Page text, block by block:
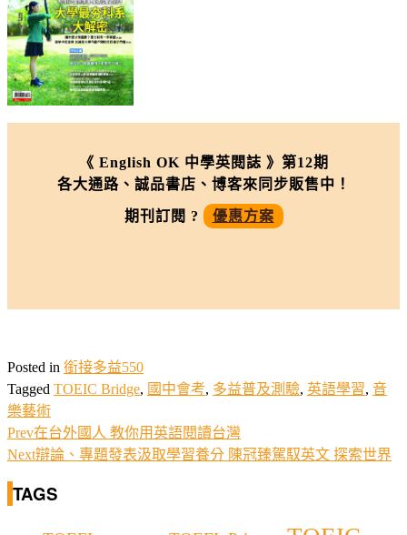
《 English OK 中學英閱誌 》第12期
各大通路、誠品書店、博客來同步販售中！
期刊訂閱 ? 優惠方案
Posted in 銜接多益550
Tagged TOEIC Bridge, 國中會考, 多益普及測驗, 英語學習, 音
樂藝術
Prev在台外國人 教你用英語閱讀台灣
Next辯論、專題發表汲取學習養分 陳冠臻駕馭英文 探索世界
TAGS